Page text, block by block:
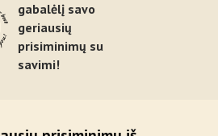
gabalėlį savo
geriausių
prisiminimų su
savimi!